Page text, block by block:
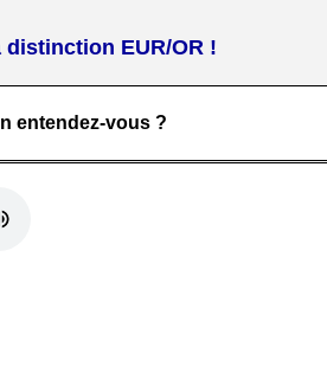
distinction EUR/OR !
entendez-vous ?